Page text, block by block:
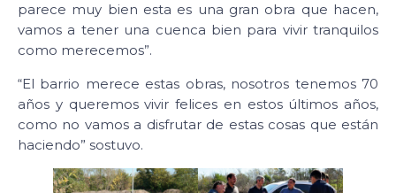
parece muy bien esta es una gran obra que hacen,
vamos a tener una cuenca bien para vivir tranquilos
como merecemos”.
“El barrio merece estas obras, nosotros tenemos 70
años y queremos vivir felices en estos últimos años,
como no vamos a disfrutar de estas cosas que están
haciendo” sostuvo.